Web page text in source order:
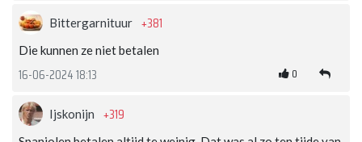
Bittergarnituur +381
Die kunnen ze niet betalen
16-06-2024 18:13 0
Ijskonijn +319